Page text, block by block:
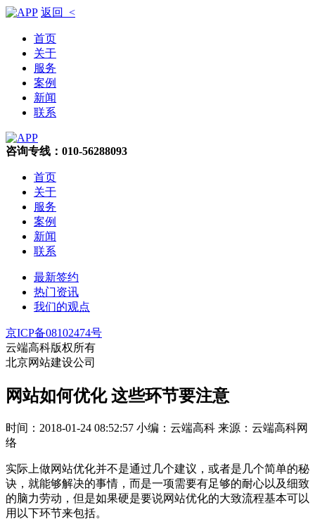
返回 <
首页
关于
服务
案例
新闻
联系
咨询专线：010-56288093
首页
关于
服务
案例
新闻
联系
最新签约
热门资讯
我们的观点
京ICP备08102474号
云端高科版权所有
北京网站建设公司
网站如何优化 这些环节要注意
时间：2018-01-24 08:52:57 小编：云端高科 来源：云端高科网
络
实际上做网站优化并不是通过几个建议，或者是几个简单的秘
诀，就能够解决的事情，而是一项需要有足够的耐心以及细致
的脑力劳动，但是如果硬是要说网站优化的大致流程基本可以
用以下环节来包括。